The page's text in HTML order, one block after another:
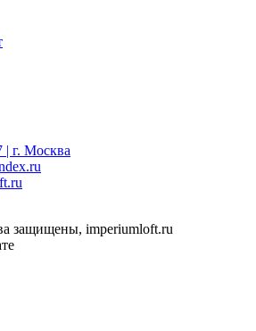
| г. Москва
защищены, imperiumloft.ru